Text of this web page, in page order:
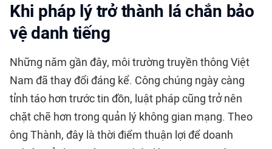
Khi pháp lý trở thành lá chắn bảo
vệ danh tiếng
Những năm gần đây, môi trường truyền thông Việt
Nam đã thay đổi đáng kể. Công chúng ngày càng
tỉnh táo hơn trước tin đồn, luật pháp cũng trở nên
chặt chẽ hơn trong quản lý không gian mạng. Theo
ông Thành, đây là thời điểm thuận lợi để doanh